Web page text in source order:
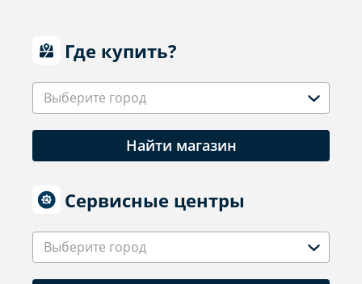
Где купить?
Выберите город
Найти магазин
Сервисные центры
Выберите город